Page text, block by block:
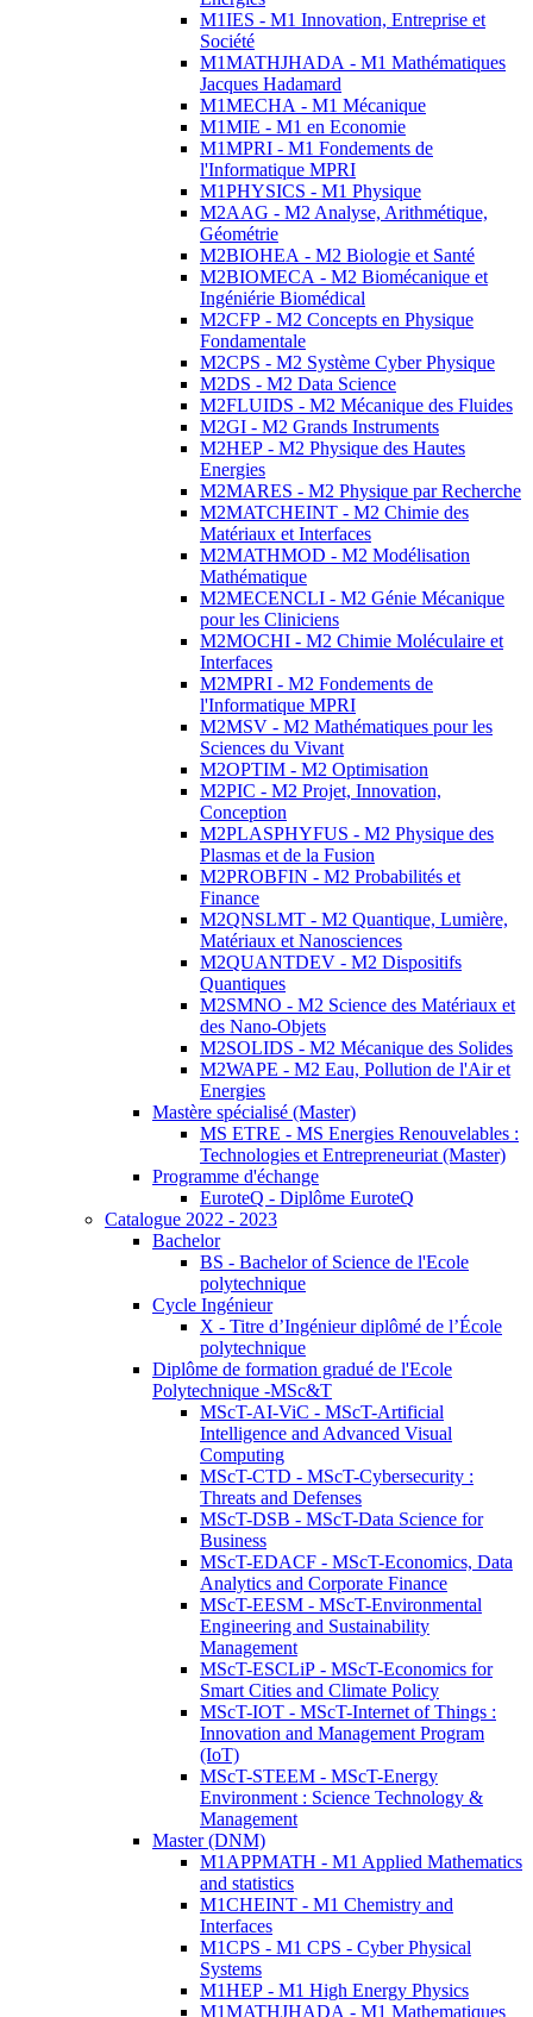
M1IES - M1 Innovation, Entreprise et
Société
M1MATHJHADA - M1 Mathématiques
Jacques Hadamard
M1MECHA - M1 Mécanique
M1MIE - M1 en Economie
M1MPRI - M1 Fondements de
l'Informatique MPRI
M1PHYSICS - M1 Physique
M2AAG - M2 Analyse, Arithmétique,
Géométrie
M2BIOHEA - M2 Biologie et Santé
M2BIOMECA - M2 Biomécanique et
Ingéniérie Biomédical
M2CFP - M2 Concepts en Physique
Fondamentale
M2CPS - M2 Système Cyber Physique
M2DS - M2 Data Science
M2FLUIDS - M2 Mécanique des Fluides
M2GI - M2 Grands Instruments
M2HEP - M2 Physique des Hautes
Energies
M2MARES - M2 Physique par Recherche
M2MATCHEINT - M2 Chimie des
Matériaux et Interfaces
M2MATHMOD - M2 Modélisation
Mathématique
M2MECENCLI - M2 Génie Mécanique
pour les Cliniciens
M2MOCHI - M2 Chimie Moléculaire et
Interfaces
M2MPRI - M2 Fondements de
l'Informatique MPRI
M2MSV - M2 Mathématiques pour les
Sciences du Vivant
M2OPTIM - M2 Optimisation
M2PIC - M2 Projet, Innovation,
Conception
M2PLASPHYFUS - M2 Physique des
Plasmas et de la Fusion
M2PROBFIN - M2 Probabilités et
Finance
M2QNSLMT - M2 Quantique, Lumière,
Matériaux et Nanosciences
M2QUANTDEV - M2 Dispositifs
Quantiques
M2SMNO - M2 Science des Matériaux et
des Nano-Objets
M2SOLIDS - M2 Mécanique des Solides
M2WAPE - M2 Eau, Pollution de l'Air et
Energies
Mastère spécialisé (Master)
MS ETRE - MS Energies Renouvelables :
Technologies et Entrepreneuriat (Master)
Programme d'échange
EuroteQ - Diplôme EuroteQ
Catalogue 2022 - 2023
Bachelor
BS - Bachelor of Science de l'Ecole
polytechnique
Cycle Ingénieur
X - Titre d’Ingénieur diplômé de l’École
polytechnique
Diplôme de formation gradué de l'Ecole
Polytechnique -MSc&T
MScT-AI-ViC - MScT-Artificial
Intelligence and Advanced Visual
Computing
MScT-CTD - MScT-Cybersecurity :
Threats and Defenses
MScT-DSB - MScT-Data Science for
Business
MScT-EDACF - MScT-Economics, Data
Analytics and Corporate Finance
MScT-EESM - MScT-Environmental
Engineering and Sustainability
Management
MScT-ESCLiP - MScT-Economics for
Smart Cities and Climate Policy
MScT-IOT - MScT-Internet of Things :
Innovation and Management Program
(IoT)
MScT-STEEM - MScT-Energy
Environment : Science Technology &
Management
Master (DNM)
M1APPMATH - M1 Applied Mathematics
and statistics
M1CHEINT - M1 Chemistry and
Interfaces
M1CPS - M1 CPS - Cyber Physical
Systems
M1HEP - M1 High Energy Physics
M1MATHJHADA - M1 Mathematiques